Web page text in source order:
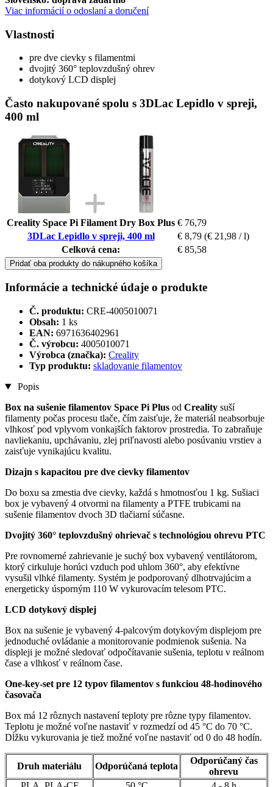
Viac informácií o odoslaní a doručení
Vlastnosti
pre dve cievky s filamentmi
dvojitý 360° teplovzdušný ohrev
dotykový LCD displej
Často nakupované spolu s 3DLac Lepidlo v spreji,
400 ml
Creality Space Pi Filament Dry Box Plus € 76,79
3DLac Lepidlo v spreji, 400 ml
€ 8,79 (€ 21,98 / l)
Celková cena:
€ 85,58
Pridať oba produkty do nákupného košíka
Informácie a technické údaje o produkte
Č. produktu: CRE-4005010071
Obsah: 1 ks
EAN: 6971636402961
Č. výrobcu: 4005010071
Výrobca (značka): Creality
Typ produktu: skladovanie filamentov
Popis
Box na sušenie filamentov Space Pi Plus od Creality suší
filamenty počas procesu tlače, čím zaisťuje, že materiál neabsorbuje
vlhkosť pod vplyvom vonkajších faktorov prostredia. To zabraňuje
navliekaniu, upchávaniu, zlej priľnavosti alebo posúvaniu vrstiev a
zaisťuje vynikajúcu kvalitu.
Dizajn s kapacitou pre dve cievky filamentov
Do boxu sa zmestia dve cievky, každá s hmotnosťou 1 kg. Sušiaci
box je vybavený 4 otvormi na filamenty a PTFE trubicami na
sušenie filamentov dvoch 3D tlačiarní súčasne.
Dvojitý 360° teplovzdušný ohrievač s technológiou ohrevu PTC
Pre rovnomerné zahrievanie je suchý box vybavený ventilátorom,
ktorý cirkuluje horúci vzduch pod uhlom 360°, aby efektívne
vysušil vlhké filamenty. Systém je podporovaný dlhotrvajúcim a
energeticky úsporným 110 W vykurovacím telesom PTC.
LCD dotykový displej
Box na sušenie je vybavený 4-palcovým dotykovým displejom pre
jednoduché ovládanie a monitorovanie podmienok sušenia. Na
displeji je možné sledovať odpočítavanie sušenia, teplotu v reálnom
čase a vlhkosť v reálnom čase.
One-key-set pre 12 typov filamentov s funkciou 48-hodinového
časovača
Box má 12 rôznych nastavení teploty pre rôzne typy filamentov.
Teplotu je možné voľne nastaviť v rozmedzí od 45 °C do 70 °C.
Dĺžku vykurovania je tiež možné voľne nastaviť od 0 do 48 hodín.
Druh materiálu Odporúčaná teplota
Odporúčaný čas
ohrevu